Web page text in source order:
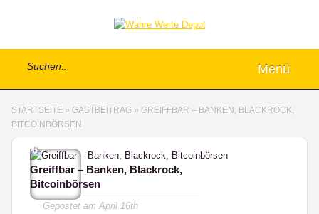
Menü
STARTSEITE » GASTBEITRAG » GREIFFBAR – BANKEN, BLACKROCK,
BITCOINBÖRSEN
6
Greiffbar – Banken, Blackrock,
Bitcoinbörsen
Gepostet amApril 16th